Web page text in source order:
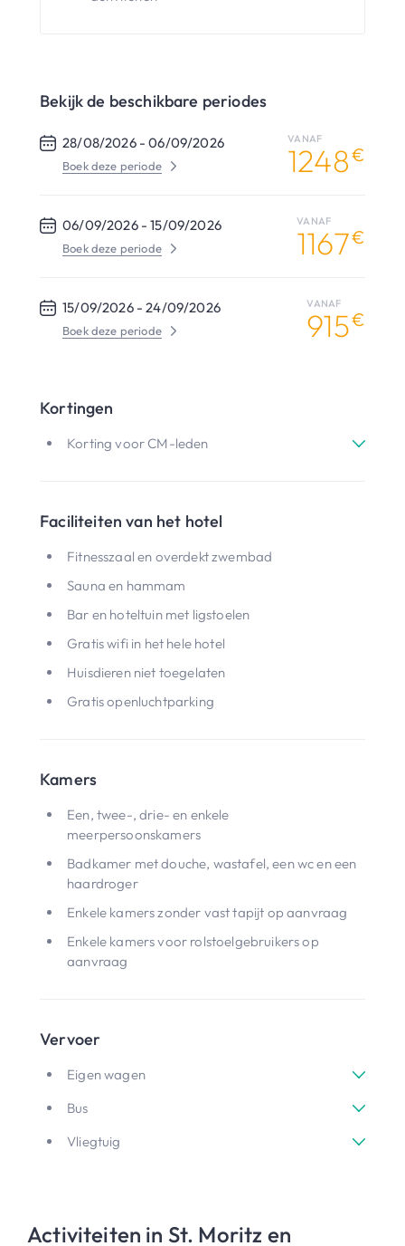
Bekijk de beschikbare periodes
28/08/2026 -06/09/2026
Boek deze periode
VANAF
1248€
06/09/2026 -15/09/2026
Boek deze periode
VANAF
1167€
15/09/2026 -24/09/2026
Boek deze periode
VANAF
915€
Kortingen
Korting voor CM-leden
Faciliteiten van het hotel
Fitnesszaal en overdekt zwembad
Sauna en hammam
Bar en hoteltuin met ligstoelen
Gratis wifi in het hele hotel
Huisdieren niet toegelaten
Gratis openluchtparking
Kamers
Een, twee-, drie- en enkele
meerpersoonskamers
Badkamer met douche, wastafel, een wc en een
haardroger
Enkele kamers zonder vast tapijt op aanvraag
Enkele kamers voor rolstoelgebruikers op
aanvraag
Vervoer
Eigen wagen
Bus
Vliegtuig
Activiteiten in St. Moritz en